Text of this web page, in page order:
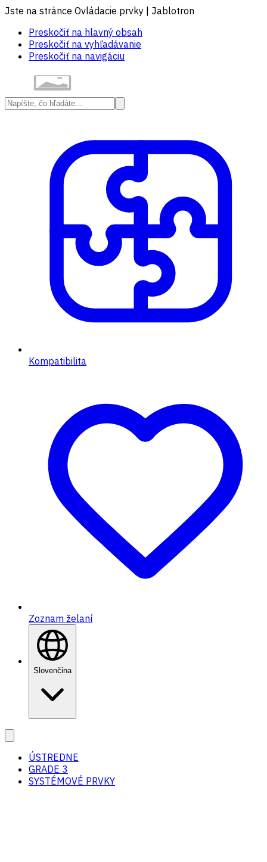
Jste na stránce Ovládacie prvky | Jablotron
Preskočiť na hlavný obsah
Preskočiť na vyhľadávanie
Preskočiť na navigáciu
Kompatibilita
Zoznam želaní
Slovenčina
ÚSTREDNE
GRADE 3
SYSTÉMOVÉ PRVKY